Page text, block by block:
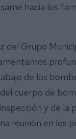
hacia los
del Grupo
de los
cuerpo de
y de la
reunión en los